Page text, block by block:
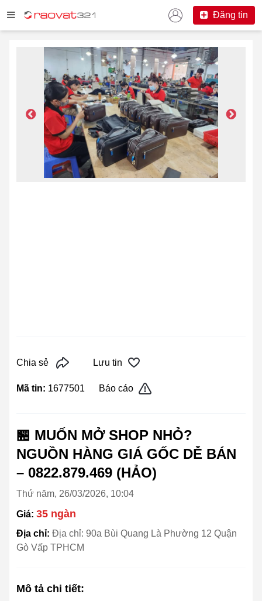
Đăng tin
Chia sẻ Lưu tin
Mã tin: 1677501 Báo cáo
🏪 MUỐN MỞ SHOP NHỎ?
NGUỒN HÀNG GIÁ GỐC DỄ BÁN
– 0822.879.469 (HẢO)
Thứ năm, 26/03/2026, 10:04
Giá: 35 ngàn
Địa chỉ: Địa chỉ: 90a Bùi Quang Là Phường 12 Quận
Gò Vấp TPHCM
Mô tả chi tiết: